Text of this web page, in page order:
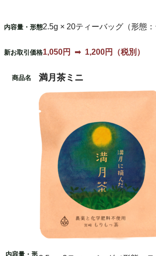
内容量・形態2.5g × 20ティーバッグ（形態：
新お取引価格1,050円 ➡ 1,200円（税別）
商品名 満月茶ミニ
内容量・形